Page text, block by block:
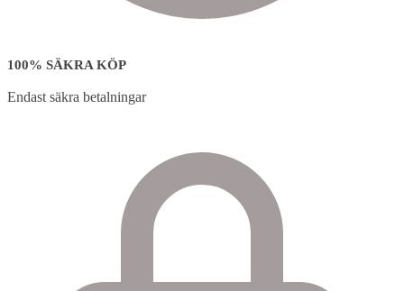
100% SÄKRA KÖP
Endast säkra betalningar